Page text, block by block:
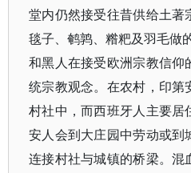
堂内仍然接受往昔供给土著
毯子、鹌鹑、糌粑及羽毛
和黑人在接受欧洲宗教信
统宗教观念。在农村，印第
村社中，而西班牙人主要
安人会到大庄园中劳动或到
连接村社与城镇的桥梁。混